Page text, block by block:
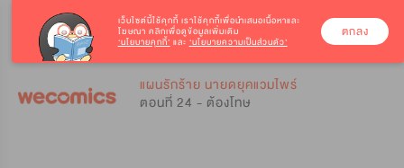
แผนรักร้าย นายดยุคแวมไพร์
ตอนที่ 24 - ต้องโทษ
เว็บไซต์นี้ใช้คุกกี้ เราใช้คุกกี้เพื่อนำเสนอเนื้อหาและ
โฆษณา คลิกเพื่อดูข้อมูลเพิ่มเติม
‘นโยบายคุกกี้’ และ ‘นโยบายความเป็นส่วนตัว’
ตกลง